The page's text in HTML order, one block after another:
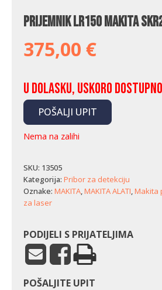
Prijemnik LR150 Makita
375,00 €
U dolasku, uskoro
POŠALJI UPIT
Nema na zalihi
SKU: 13505
Kategorija: Pribor za detekciju
Oznake: MAKITA,MAKITA ALATI,Makita
za laser
PODIJELI S PRIJATELJIMA
POŠALJITE UPIT